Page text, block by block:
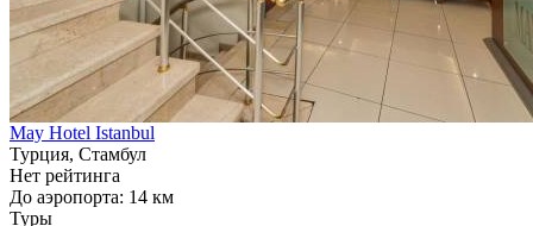
May Hotel Istanbul
Турция, Стамбул
Нет рейтинга
До аэропорта: 14 км
Туры